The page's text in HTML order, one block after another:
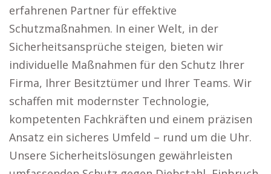
erfahrenen Partner für effektive
Schutzmaßnahmen. In einer Welt, in der
Sicherheitsansprüche steigen, bieten wir
individuelle Maßnahmen für den Schutz Ihrer
Firma, Ihrer Besitztümer und Ihrer Teams. Wir
schaffen mit modernster Technologie,
kompetenten Fachkräften und einem präzisen
Ansatz ein sicheres Umfeld – rund um die Uhr.
Unsere Sicherheitslösungen gewährleisten